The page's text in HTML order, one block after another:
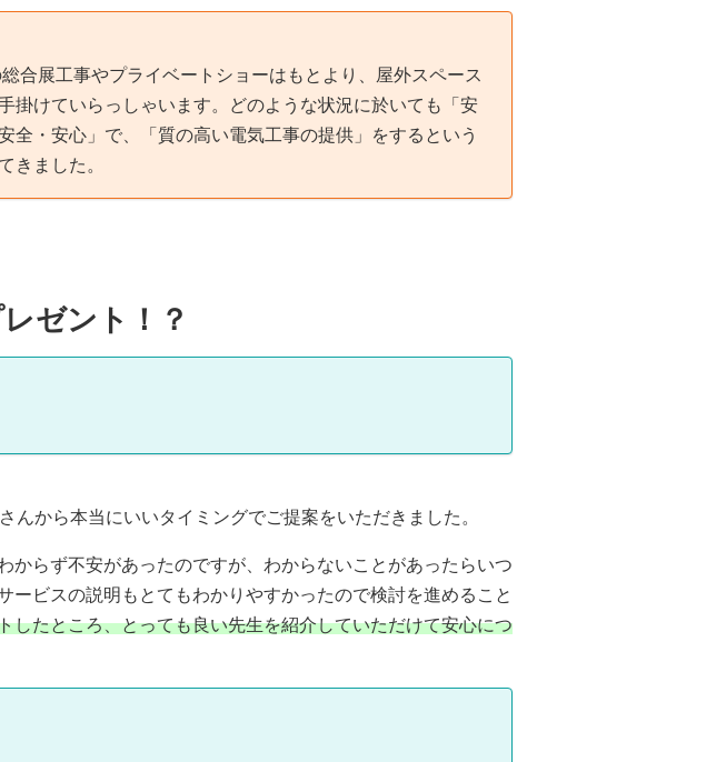
合展工事やプライベートショーはもとより、屋外スペース
掛けていらっしゃいます。どのような状況に於いても「安
・安心」で、「質の高い電気工事の提供」をするという
きました。
ゼント！？
から本当にいいタイミングでご提案をいただきました。
らず不安があったのですが、わからないことがあったらいつ
ビスの説明もとてもわかりやすかったので検討を進めること
したところ、とっても良い先生を紹介していただけて安心につ